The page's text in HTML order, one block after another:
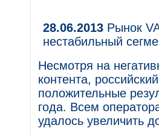
28.06.2013 Рынок
нестабильный
Несмотря на
контента,
положительные
года. Всем
удалось увеличить